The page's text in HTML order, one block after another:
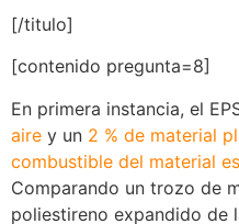
[/titulo]
[contenido pregunta=8]
En primera instancia, el
aire y un 2 % de material
combustible del material
Comparando un trozo de
poliestireno expandido de